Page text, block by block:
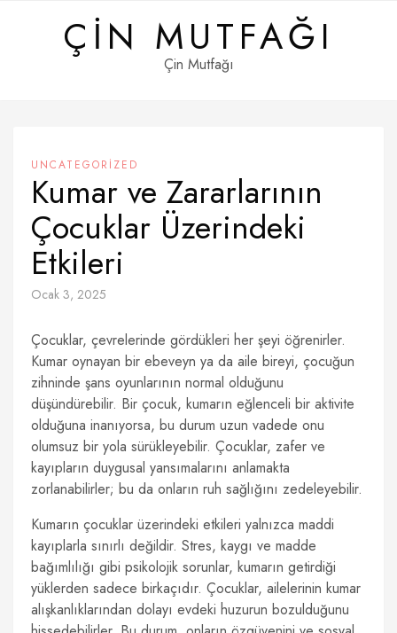
ÇIN MUTFAĞI
Çin Mutfağı
UNCATEGORIZED
Kumar ve Zararlarının
Çocuklar Üzerindeki
Etkileri
Ocak 3, 2025
Çocuklar, çevrelerinde gördükleri her şeyi öğrenirler.
Kumar oynayan bir ebeveyn ya da aile bireyi, çocuğun
zihninde şans oyunlarının normal olduğunu
düşündürebilir. Bir çocuk, kumarın eğlenceli bir aktivite
olduğuna inanıyorsa, bu durum uzun vadede onu
olumsuz bir yola sürükleyebilir. Çocuklar, zafer ve
kayıpların duygusal yansımalarını anlamakta
zorlanabilirler; bu da onların ruh sağlığını zedeleyebilir.
Kumarın çocuklar üzerindeki etkileri yalnızca maddi
kayıplarla sınırlı değildir. Stres, kaygı ve madde
bağımlılığı gibi psikolojik sorunlar, kumarın getirdiği
yüklerden sadece birkaçıdır. Çocuklar, ailelerinin kumar
alışkanlıklarından dolayı evdeki huzurun bozulduğunu